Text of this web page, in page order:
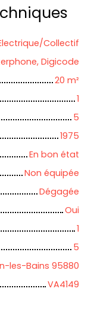
Collectif
Digicode
20 m²
1
5
1975
En bon état
Non équipée
Dégagée
Oui
1
5
les-Bains 95880
VA4149